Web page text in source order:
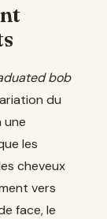
bob
du
une
les
cheveux
vers
face, le